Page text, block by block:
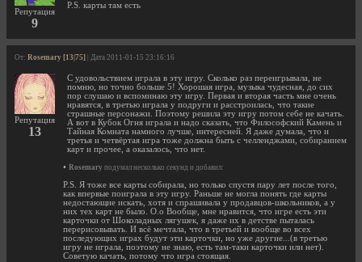
Репутация
9
P.S. карты там есть
От: Rosemary [13|75] | Дата 2011-01-15 23:16:16
Репутация
13
С удовольствием играла в эту игру. Сколько раз переигрывала, не
помню, но точно больше 5! Хорошая игра, музыка чудесная, до сих
пор слушаю и вспоминаю эту игру. Первая и вторая часть мне очень
нравятся, в третью играла у подруги и расстроилась, что такие
страшные персонажи. Поэтому решила эту игру потом себе не качать.
А вот в Кубок Огня играла и надо сказать, что Философский Камень и
Тайная Комната намного лучше, интересней. Я даже думала, что и
третья и четвёртая игра тоже должна быть с челленджами, собиранием
карт и прочее, а оказалось, что нет.
• Rosemary подумал несколько секунд и добавил:
P.S. Я тоже все карты собирала, но только спустя пару лет после того,
как впервые поиграла в эту игру. Раньше не могла понять где карты
недостающие искать, хотя и спрашивала у продавцов-школьников, а у
них тех карт не было. О.о Вообще, мне нравится, что игре есть эти
карточки от Шоколадных лягушек, я даже их в детстве пыталась
перерисовывать. И всё мечтала, что в третьей и вообще во всех
последующих играх будут эти карточки, но уже другие...(в третью
игру не играла, поэтому не знаю, есть там-таки карточки или нет).
Советую качать, потому что игра стоящая.